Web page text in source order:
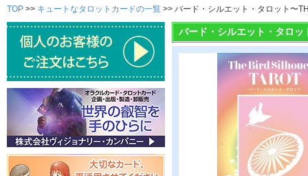
TOP >> キュートなタロットカードの一覧 >> バード・シルエット・タロット〜
バード・シルエット・タロ